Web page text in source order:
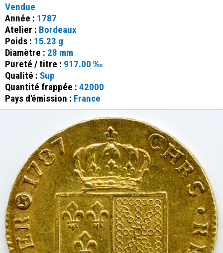
Vendue
Année : 1787
Atelier : Bordeaux
Poids : 15.23 g
Diamètre : 28 mm
Pureté / titre : 917.00 ‰
Qualité : Sup
Quantité frappée : 42000
Pays d'émission : France